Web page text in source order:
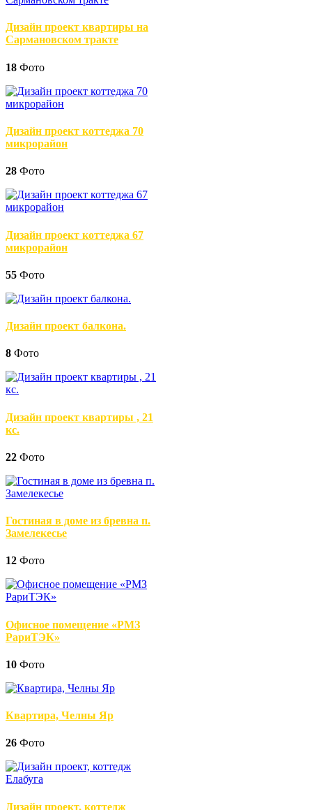
Дизайн проект квартиры на
Сармановском тракте
18 Фото
Дизайн проект коттеджа 70
микрорайон
28 Фото
Дизайн проект коттеджа 67
микрорайон
55 Фото
Дизайн проект балкона.
8 Фото
Дизайн проект квартиры , 21
кс.
22 Фото
Гостиная в доме из бревна п.
Замелекесье
12 Фото
Офисное помещение «РМЗ
РариТЭК»
10 Фото
Квартира, Челны Яр
26 Фото
Дизайн проект, коттедж